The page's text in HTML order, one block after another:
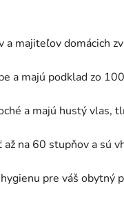
a majiteľov domácich
a majú podklad zo
a majú hustý vlas,
na 60 stupňov a sú
pre váš obytný